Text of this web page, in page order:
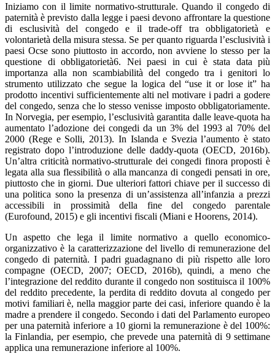
Iniziamo con il limite normativo-strutturale. Quando il congedo di
paternità è previsto dalla legge i paesi devono affrontare la questione
di esclusività del congedo e il trade-off tra obbligatorietà e
volontarietà della misura stessa. Se per quanto riguarda l’esclusività i
paesi Ocse sono piuttosto in accordo, non avviene lo stesso per la
questione di obbligatorietà6. Nei paesi in cui è stata data più
importanza alla non scambiabilità del congedo tra i genitori lo
strumento utilizzato che segue la logica del “use it or lose it” ha
prodotto incentivi sufficientemente alti nel motivare i padri a godere
del congedo, senza che lo stesso venisse imposto obbligatoriamente.
In Norvegia, per esempio, l’esclusività garantita dalle leave-quota ha
aumentato l’adozione dei congedi da un 3% del 1993 al 70% del
2000 (Rege e Solli, 2013). In Islanda e Svezia l’aumento è stato
registrato dopo l’introduzione delle daddy-quota (OECD, 2016b).
Un’altra criticità normativo-strutturale dei congedi finora proposti è
legata alla sua flessibilità o alla mancanza di congedi pensati in ore,
piuttosto che in giorni. Due ulteriori fattori chiave per il successo di
una politica sono la presenza di un’assistenza all’infanzia a prezzi
accessibili in prossimità della fine del congedo parentale
(Eurofound, 2015) e gli incentivi fiscali (Miani e Hoorens, 2014).
Un aspetto che lega il limite normativo a quello economico-
organizzativo è la caratterizzazione del livello di remunerazione del
congedo di paternità. I padri guadagnano di più rispetto alle loro
compagne (OECD, 2007; OECD, 2016b), quindi, a meno che
l’integrazione del reddito durante il congedo non sostituisca il 100%
del reddito precedente, la perdita di reddito dovuta al congedo per
motivi familiari è, nella maggior parte dei casi, inferiore quando è la
madre a prendere il congedo. Secondo i dati del Parlamento europeo
per una paternità inferiore a 10 giorni la remunerazione è del 100%:
la Finlandia, per esempio, che prevede una paternità di 9 settimane
applica una remunerazione inferiore al 100%.